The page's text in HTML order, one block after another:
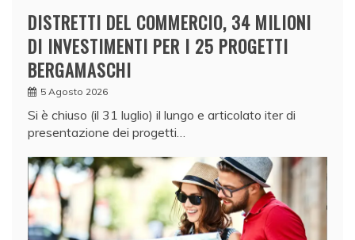
DISTRETTI DEL COMMERCIO, 34 MILIONI
DI INVESTIMENTI PER I 25 PROGETTI
BERGAMASCHI
5 Agosto 2026
Si è chiuso (il 31 luglio) il lungo e articolato iter di
presentazione dei progetti…